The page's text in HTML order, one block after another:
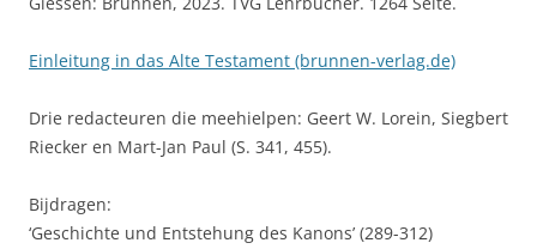
Einleitung in das Alte Testament (brunnen-verlag.de)
Drie redacteuren die meehielpen: Geert W. Lorein, Siegbert
Riecker en Mart-Jan Paul (S. 341, 455).
Bijdragen:
‘Geschichte und Entstehung des Kanons’ (289-312)